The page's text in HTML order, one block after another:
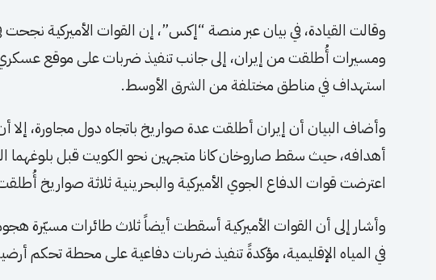
وقالت القيادة، في بيان عبر منصة “إكس”، إن القوات الأميركية
ومسيرات أُطلقت من إيران، إلى جانب تنفيذ ضربات على موقع
استهداف في مناطق مختلفة من الشرق الأوسط.
وأضاف البيان أن إيران أطلقت عدة صواريخ باتجاه دول مجاورة،
أهدافه، حيث سقط صاروخان كانا متجهين نحو الكويت قبل بلوغهما
اعترضت قوات الدفاع الجوي الأميركية والبحرينية ثلاثة صواريخ
وأشار إلى أن القوات الأميركية أسقطت أيضاً ثلاث طائرات مسيّرة
في المياه الإقليمية، مؤكدةً تنفيذ ضربات دفاعية على محطة تحكم